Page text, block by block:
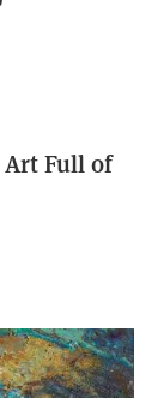
Full of